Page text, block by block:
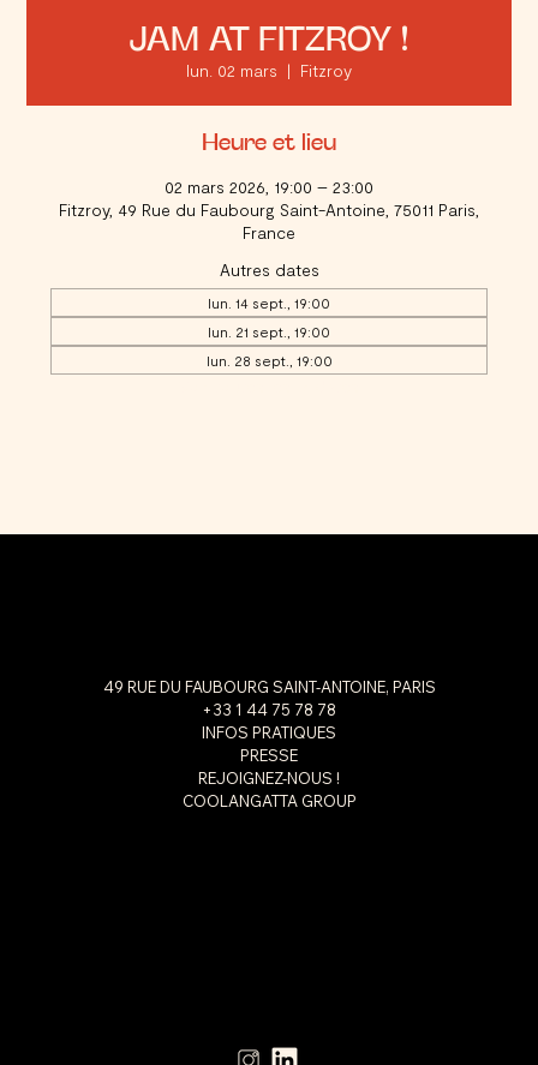
JAM AT FITZROY !
lun. 02 mars
  |
Fitzroy
Heure et lieu
02 mars 2026, 19:00 – 23:00
Fitzroy, 49 Rue du Faubourg Saint-Antoine, 75011 Paris,
France
Autres dates
lun. 14 sept., 19:00
lun. 21 sept., 19:00
lun. 28 sept., 19:00
49 RUE DU FAUBOURG SAINT-ANTOINE, PARIS
+33 1 44 75 78 78
INFOS PRATIQUES
PRESSE
REJOIGNEZ-NOUS !
COOLANGATTA GROUP